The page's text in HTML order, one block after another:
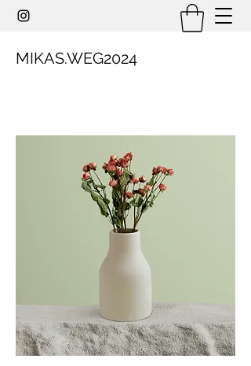
MIKAS.WEG2024